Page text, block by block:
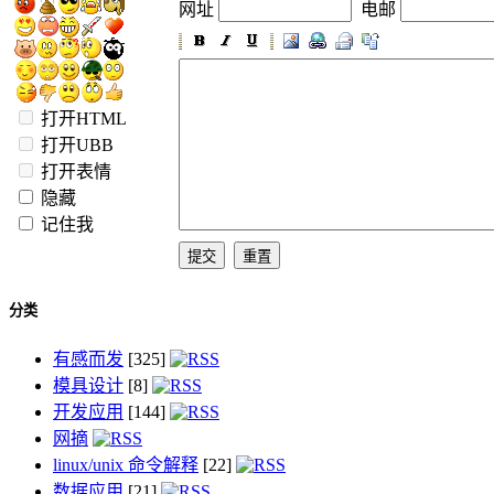
打开HTML
打开UBB
打开表情
隐藏
记住我
网址 电邮
分类
有感而发 [325]
模具设计 [8]
开发应用 [144]
网摘
linux/unix 命令解释 [22]